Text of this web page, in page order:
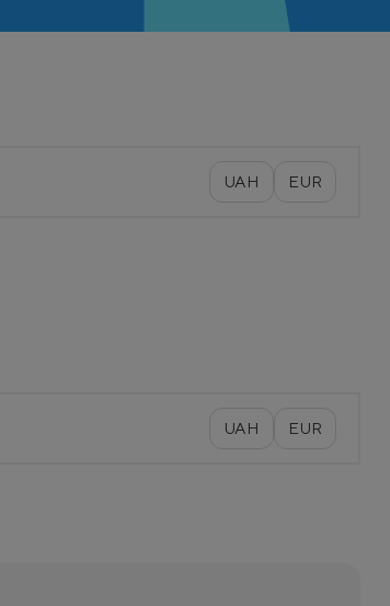
UAH EUR
UAH EUR